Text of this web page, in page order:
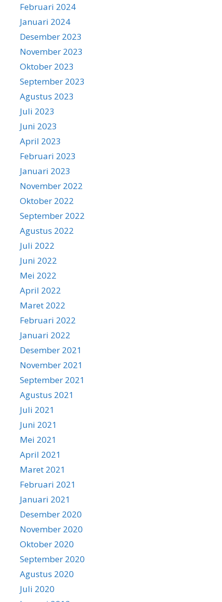
Februari 2024
Januari 2024
Desember 2023
November 2023
Oktober 2023
September 2023
Agustus 2023
Juli 2023
Juni 2023
April 2023
Februari 2023
Januari 2023
November 2022
Oktober 2022
September 2022
Agustus 2022
Juli 2022
Juni 2022
Mei 2022
April 2022
Maret 2022
Februari 2022
Januari 2022
Desember 2021
November 2021
September 2021
Agustus 2021
Juli 2021
Juni 2021
Mei 2021
April 2021
Maret 2021
Februari 2021
Januari 2021
Desember 2020
November 2020
Oktober 2020
September 2020
Agustus 2020
Juli 2020